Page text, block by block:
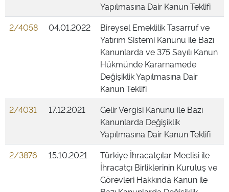
Yapılmasına Dair Kanun Teklifi
2/4058
04.01.2022
Bireysel Emeklilik Tasarruf ve
Yatırım Sistemi Kanunu ile Bazı
Kanunlarda ve 375 Sayılı Kanun
Hükmünde Kararnamede
Değişiklik Yapılmasına Dair
Kanun Teklifi
2/4031
17.12.2021
Gelir Vergisi Kanunu ile Bazı
Kanunlarda Değişiklik
Yapılmasına Dair Kanun Teklifi
2/3876
15.10.2021
Türkiye İhracatçılar Meclisi ile
İhracatçı Birliklerinin Kuruluş ve
Görevleri Hakkında Kanun ile